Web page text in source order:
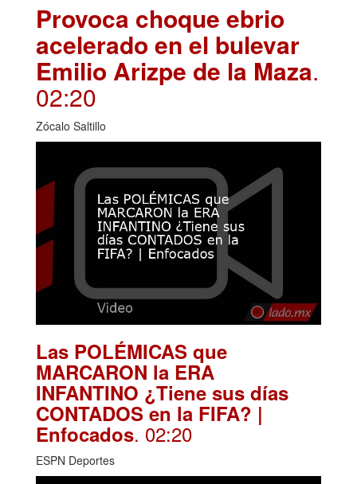
Provoca choque ebrio
acelerado en el bulevar
Emilio Arizpe de la Maza.
02:20
Zócalo Saltillo
Las POLÉMICAS que
MARCARON la ERA
INFANTINO ¿Tiene sus días
CONTADOS en la FIFA? |
Enfocados. 02:20
ESPN Deportes